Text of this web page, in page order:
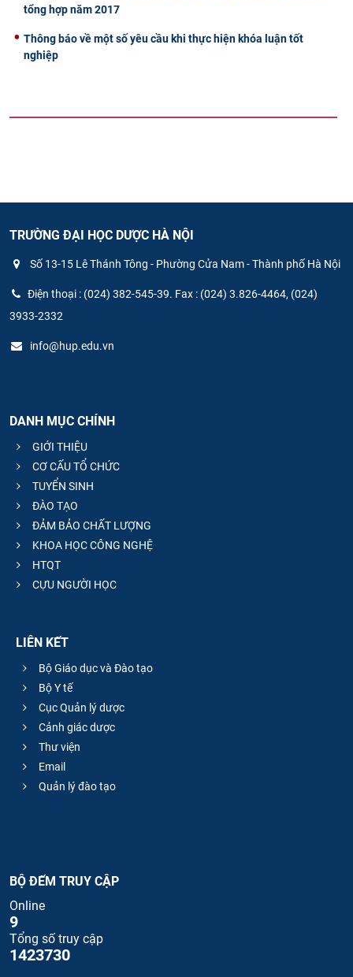
tổng hợp năm 2017
Thông báo về một số yêu cầu khi thực hiện khóa luận tốt
nghiệp
TRƯỜNG ĐẠI HỌC DƯỢC HÀ NỘI
Số 13-15 Lê Thánh Tông - Phường Cửa Nam - Thành phố Hà Nội
Điện thoại : (024) 382-545-39. Fax : (024) 3.826-4464, (024)
3933-2332
info@hup.edu.vn
DANH MỤC CHÍNH
GIỚI THIỆU
CƠ CẤU TỔ CHỨC
TUYỂN SINH
ĐÀO TẠO
ĐẢM BẢO CHẤT LƯỢNG
KHOA HỌC CÔNG NGHỆ
HTQT
CỰU NGƯỜI HỌC
LIÊN KẾT
Bộ Giáo dục và Đào tạo
Bộ Y tế
Cục Quản lý dược
Cảnh giác dược
Thư viện
Email
Quản lý đào tạo
BỘ ĐẾM TRUY CẬP
Online
9
Tổng số truy cập
1423730